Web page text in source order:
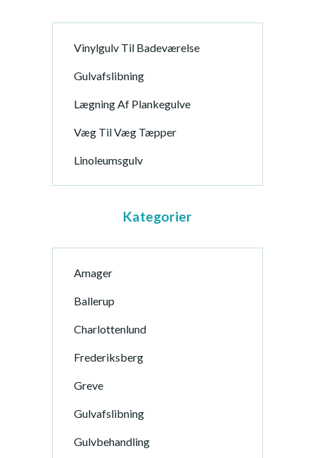
Vinylgulv Til Badeværelse
Gulvafslibning
Lægning Af Plankegulve
Væg Til Væg Tæpper
Linoleumsgulv
Kategorier
Amager
Ballerup
Charlottenlund
Frederiksberg
Greve
Gulvafslibning
Gulvbehandling